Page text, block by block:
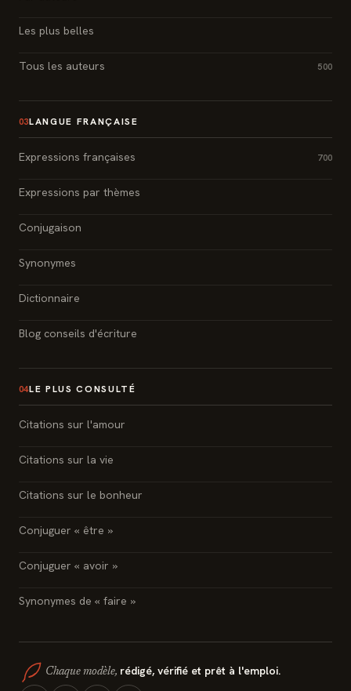
Les plus belles
Tous les auteurs 500
03LANGUE FRANÇAISE
Expressions françaises 700
Expressions par thèmes
Conjugaison
Synonymes
Dictionnaire
Blog conseils d'écriture
04LE PLUS CONSULTÉ
Citations sur l'amour
Citations sur la vie
Citations sur le bonheur
Conjuguer « être »
Conjuguer « avoir »
Synonymes de « faire »
Chaque modèle, rédigé, vérifié et prêt à l'emploi.